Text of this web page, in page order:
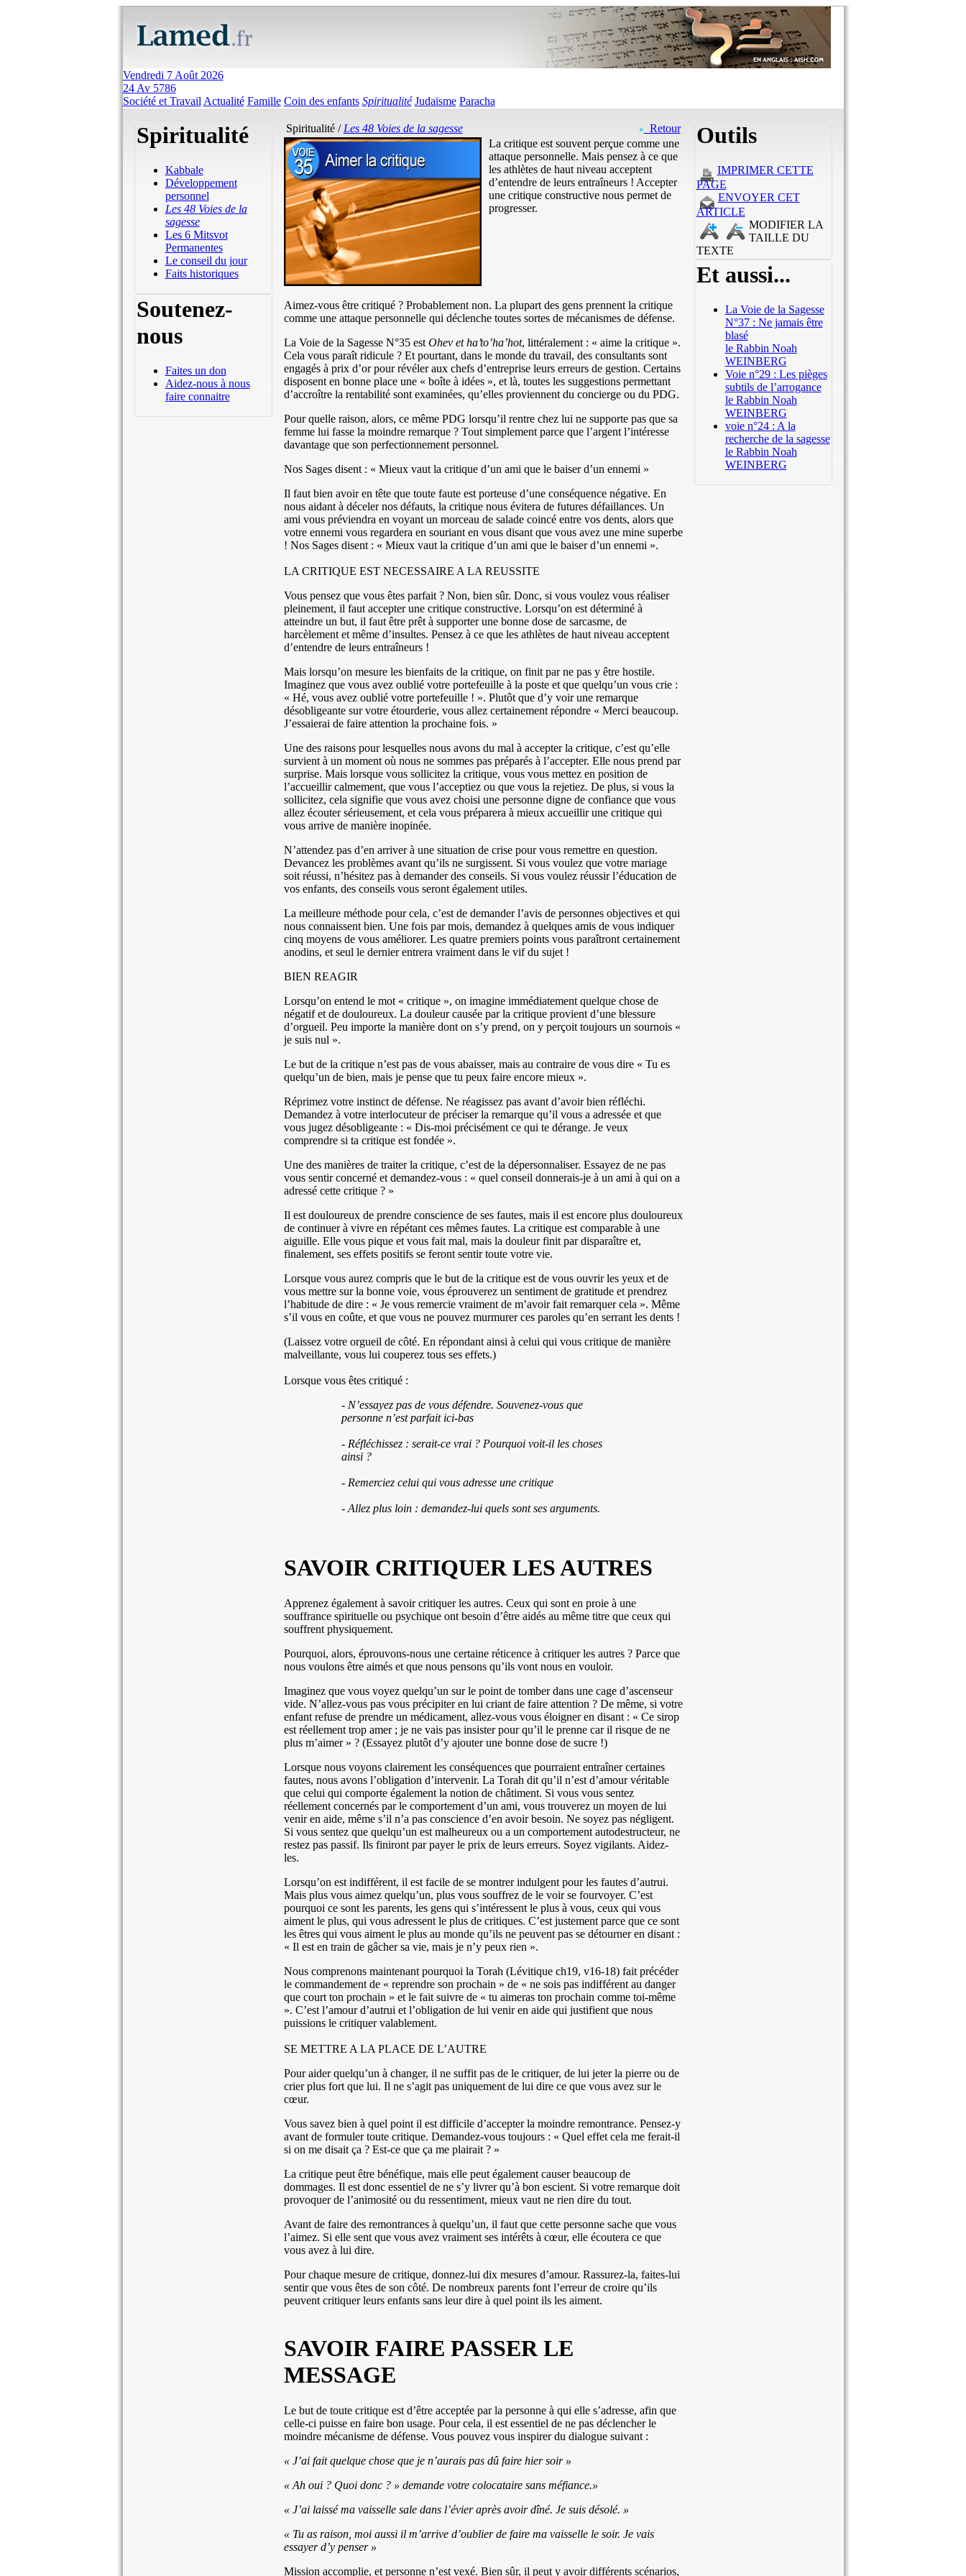
Vendredi 7 Août 2026
24 Av 5786
Société et Travail Actualité Famille Coin des enfants Spiritualité Judaïsme Paracha
Spiritualité
Kabbale
Développement
personnel
Les 48 Voies de la
sagesse
Les 6 Mitsvot
Permanentes
Le conseil du jour
Faits historiques
Soutenez-
nous
Faites un don
Aidez-nous à nous
faire connaitre
Spiritualité / Les 48 Voies de la sagesse
Retour
La critique est souvent perçue comme une
attaque personnelle. Mais pensez à ce que
les athlètes de haut niveau acceptent
d’entendre de leurs entraîneurs ! Accepter
une critique constructive nous permet de
progresser.
Aimez-vous être critiqué ? Probablement non. La plupart des gens prennent la critique
comme une attaque personnelle qui déclenche toutes sortes de mécanismes de défense.
La Voie de la Sagesse N°35 est Ohev et ha’to’ha’hot, littéralement : « aime la critique ».
Cela vous paraît ridicule ? Et pourtant, dans le monde du travail, des consultants sont
engagés à prix d’or pour révéler aux chefs d’entreprise leurs erreurs de gestion. Certains
disposent en bonne place une « boîte à idées », et là, toutes les suggestions permettant
d’accroître la rentabilité sont examinées, qu’elles proviennent du concierge ou du PDG.
Pour quelle raison, alors, ce même PDG lorsqu’il rentre chez lui ne supporte pas que sa
femme lui fasse la moindre remarque ? Tout simplement parce que l’argent l’intéresse
davantage que son perfectionnement personnel.
Nos Sages disent : « Mieux vaut la critique d’un ami que le baiser d’un ennemi »
Il faut bien avoir en tête que toute faute est porteuse d’une conséquence négative. En
nous aidant à déceler nos défauts, la critique nous évitera de futures défaillances. Un
ami vous préviendra en voyant un morceau de salade coincé entre vos dents, alors que
votre ennemi vous regardera en souriant en vous disant que vous avez une mine superbe
! Nos Sages disent : « Mieux vaut la critique d’un ami que le baiser d’un ennemi ».
LA CRITIQUE EST NECESSAIRE A LA REUSSITE
Vous pensez que vous êtes parfait ? Non, bien sûr. Donc, si vous voulez vous réaliser
pleinement, il faut accepter une critique constructive. Lorsqu’on est déterminé à
atteindre un but, il faut être prêt à supporter une bonne dose de sarcasme, de
harcèlement et même d’insultes. Pensez à ce que les athlètes de haut niveau acceptent
d’entendre de leurs entraîneurs !
Mais lorsqu’on mesure les bienfaits de la critique, on finit par ne pas y être hostile.
Imaginez que vous avez oublié votre portefeuille à la poste et que quelqu’un vous crie :
« Hé, vous avez oublié votre portefeuille ! ». Plutôt que d’y voir une remarque
désobligeante sur votre étourderie, vous allez certainement répondre « Merci beaucoup.
J’essaierai de faire attention la prochaine fois. »
Une des raisons pour lesquelles nous avons du mal à accepter la critique, c’est qu’elle
survient à un moment où nous ne sommes pas préparés à l’accepter. Elle nous prend par
surprise. Mais lorsque vous sollicitez la critique, vous vous mettez en position de
l’accueillir calmement, que vous l’acceptiez ou que vous la rejetiez. De plus, si vous la
sollicitez, cela signifie que vous avez choisi une personne digne de confiance que vous
allez écouter sérieusement, et cela vous préparera à mieux accueillir une critique qui
vous arrive de manière inopinée.
N’attendez pas d’en arriver à une situation de crise pour vous remettre en question.
Devancez les problèmes avant qu’ils ne surgissent. Si vous voulez que votre mariage
soit réussi, n’hésitez pas à demander des conseils. Si vous voulez réussir l’éducation de
vos enfants, des conseils vous seront également utiles.
La meilleure méthode pour cela, c’est de demander l’avis de personnes objectives et qui
nous connaissent bien. Une fois par mois, demandez à quelques amis de vous indiquer
cinq moyens de vous améliorer. Les quatre premiers points vous paraîtront certainement
anodins, et seul le dernier entrera vraiment dans le vif du sujet !
BIEN REAGIR
Lorsqu’on entend le mot « critique », on imagine immédiatement quelque chose de
négatif et de douloureux. La douleur causée par la critique provient d’une blessure
d’orgueil. Peu importe la manière dont on s’y prend, on y perçoit toujours un sournois «
je suis nul ».
Le but de la critique n’est pas de vous abaisser, mais au contraire de vous dire « Tu es
quelqu’un de bien, mais je pense que tu peux faire encore mieux ».
Réprimez votre instinct de défense. Ne réagissez pas avant d’avoir bien réfléchi.
Demandez à votre interlocuteur de préciser la remarque qu’il vous a adressée et que
vous jugez désobligeante : « Dis-moi précisément ce qui te dérange. Je veux
comprendre si ta critique est fondée ».
Une des manières de traiter la critique, c’est de la dépersonnaliser. Essayez de ne pas
vous sentir concerné et demandez-vous : « quel conseil donnerais-je à un ami à qui on a
adressé cette critique ? »
Il est douloureux de prendre conscience de ses fautes, mais il est encore plus douloureux
de continuer à vivre en répétant ces mêmes fautes. La critique est comparable à une
aiguille. Elle vous pique et vous fait mal, mais la douleur finit par disparaître et,
finalement, ses effets positifs se feront sentir toute votre vie.
Lorsque vous aurez compris que le but de la critique est de vous ouvrir les yeux et de
vous mettre sur la bonne voie, vous éprouverez un sentiment de gratitude et prendrez
l’habitude de dire : « Je vous remercie vraiment de m’avoir fait remarquer cela ». Même
s’il vous en coûte, et que vous ne pouvez murmurer ces paroles qu’en serrant les dents !
(Laissez votre orgueil de côté. En répondant ainsi à celui qui vous critique de manière
malveillante, vous lui couperez tous ses effets.)
Lorsque vous êtes critiqué :
- N’essayez pas de vous défendre. Souvenez-vous que
personne n’est parfait ici-bas
- Réfléchissez : serait-ce vrai ? Pourquoi voit-il les choses
ainsi ?
- Remerciez celui qui vous adresse une critique
- Allez plus loin : demandez-lui quels sont ses arguments.
SAVOIR CRITIQUER LES AUTRES
Apprenez également à savoir critiquer les autres. Ceux qui sont en proie à une
souffrance spirituelle ou psychique ont besoin d’être aidés au même titre que ceux qui
souffrent physiquement.
Pourquoi, alors, éprouvons-nous une certaine réticence à critiquer les autres ? Parce que
nous voulons être aimés et que nous pensons qu’ils vont nous en vouloir.
Imaginez que vous voyez quelqu’un sur le point de tomber dans une cage d’ascenseur
vide. N’allez-vous pas vous précipiter en lui criant de faire attention ? De même, si votre
enfant refuse de prendre un médicament, allez-vous vous éloigner en disant : « Ce sirop
est réellement trop amer ; je ne vais pas insister pour qu’il le prenne car il risque de ne
plus m’aimer » ? (Essayez plutôt d’y ajouter une bonne dose de sucre !)
Lorsque nous voyons clairement les conséquences que pourraient entraîner certaines
fautes, nous avons l’obligation d’intervenir. La Torah dit qu’il n’est d’amour véritable
que celui qui comporte également la notion de châtiment. Si vous vous sentez
réellement concernés par le comportement d’un ami, vous trouverez un moyen de lui
venir en aide, même s’il n’a pas conscience d’en avoir besoin. Ne soyez pas négligent.
Si vous sentez que quelqu’un est malheureux ou a un comportement autodestructeur, ne
restez pas passif. Ils finiront par payer le prix de leurs erreurs. Soyez vigilants. Aidez-
les.
Lorsqu’on est indifférent, il est facile de se montrer indulgent pour les fautes d’autrui.
Mais plus vous aimez quelqu’un, plus vous souffrez de le voir se fourvoyer. C’est
pourquoi ce sont les parents, les gens qui s’intéressent le plus à vous, ceux qui vous
aiment le plus, qui vous adressent le plus de critiques. C’est justement parce que ce sont
les êtres qui vous aiment le plus au monde qu’ils ne peuvent pas se détourner en disant :
« Il est en train de gâcher sa vie, mais je n’y peux rien ».
Nous comprenons maintenant pourquoi la Torah (Lévitique ch19, v16-18) fait précéder
le commandement de « reprendre son prochain » de « ne sois pas indifférent au danger
que court ton prochain » et le fait suivre de « tu aimeras ton prochain comme toi-même
». C’est l’amour d’autrui et l’obligation de lui venir en aide qui justifient que nous
puissions le critiquer valablement.
SE METTRE A LA PLACE DE L’AUTRE
Pour aider quelqu’un à changer, il ne suffit pas de le critiquer, de lui jeter la pierre ou de
crier plus fort que lui. Il ne s’agit pas uniquement de lui dire ce que vous avez sur le
cœur.
Vous savez bien à quel point il est difficile d’accepter la moindre remontrance. Pensez-y
avant de formuler toute critique. Demandez-vous toujours : « Quel effet cela me ferait-il
si on me disait ça ? Est-ce que ça me plairait ? »
La critique peut être bénéfique, mais elle peut également causer beaucoup de
dommages. Il est donc essentiel de ne s’y livrer qu’à bon escient. Si votre remarque doit
provoquer de l’animosité ou du ressentiment, mieux vaut ne rien dire du tout.
Avant de faire des remontrances à quelqu’un, il faut que cette personne sache que vous
l’aimez. Si elle sent que vous avez vraiment ses intérêts à cœur, elle écoutera ce que
vous avez à lui dire.
Pour chaque mesure de critique, donnez-lui dix mesures d’amour. Rassurez-la, faites-lui
sentir que vous êtes de son côté. De nombreux parents font l’erreur de croire qu’ils
peuvent critiquer leurs enfants sans leur dire à quel point ils les aiment.
SAVOIR FAIRE PASSER LE
MESSAGE
Le but de toute critique est d’être acceptée par la personne à qui elle s’adresse, afin que
celle-ci puisse en faire bon usage. Pour cela, il est essentiel de ne pas déclencher le
moindre mécanisme de défense. Vous pouvez vous inspirer du dialogue suivant :
« J’ai fait quelque chose que je n’aurais pas dû faire hier soir »
« Ah oui ? Quoi donc ? » demande votre colocataire sans méfiance.»
« J’ai laissé ma vaisselle sale dans l’évier après avoir dîné. Je suis désolé. »
« Tu as raison, moi aussi il m’arrive d’oublier de faire ma vaisselle le soir. Je vais
essayer d’y penser »
Mission accomplie, et personne n’est vexé. Bien sûr, il peut y avoir différents scénarios,
Outils
IMPRIMER CETTE
PAGE
ENVOYER CET
ARTICLE
MODIFIER LA
TAILLE DU
TEXTE
Et aussi...
La Voie de la Sagesse
N°37 : Ne jamais être
blasé
le Rabbin Noah
WEINBERG
Voie n°29 : Les pièges
subtils de l’arrogance
le Rabbin Noah
WEINBERG
voie n°24 : A la
recherche de la sagesse
le Rabbin Noah
WEINBERG